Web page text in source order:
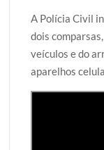
A Polícia Civil
dois
veículos e do
aparelhos